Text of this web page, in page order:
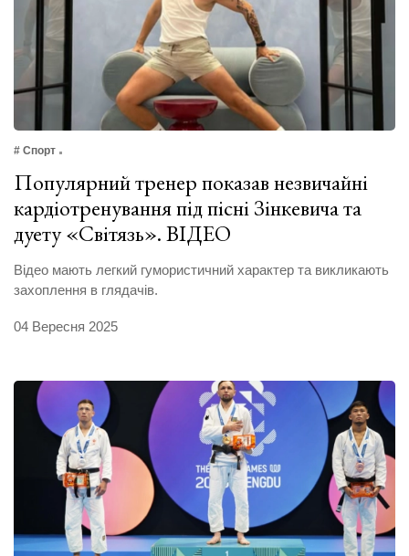
# Спорт
Популярний тренер показав незвичайні
кардіотренування під пісні Зінкевича та
дуету «Світязь». ВІДЕО
Відео мають легкий гумористичний характер та викликають
захоплення в глядачів.
04 Вересня 2025